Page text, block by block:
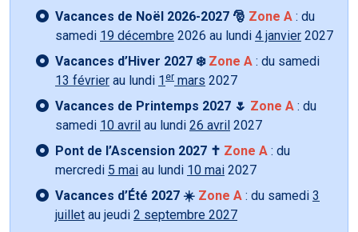
Vacances de Noël 2026-2027 🎅 Zone A : du
samedi 19 décembre 2026 au lundi 4 janvier 2027
Vacances d’Hiver 2027 ❄️ Zone A : du samedi
13 février au lundi 1 er mars 2027
Vacances de Printemps 2027 🌷 Zone A : du
samedi 10 avril au lundi 26 avril 2027
Pont de l’Ascension 2027 ✝️ Zone A : du
mercredi 5 mai au lundi 10 mai 2027
Vacances d’Été 2027 ☀️ Zone A : du samedi 3
juillet au jeudi 2 septembre 2027